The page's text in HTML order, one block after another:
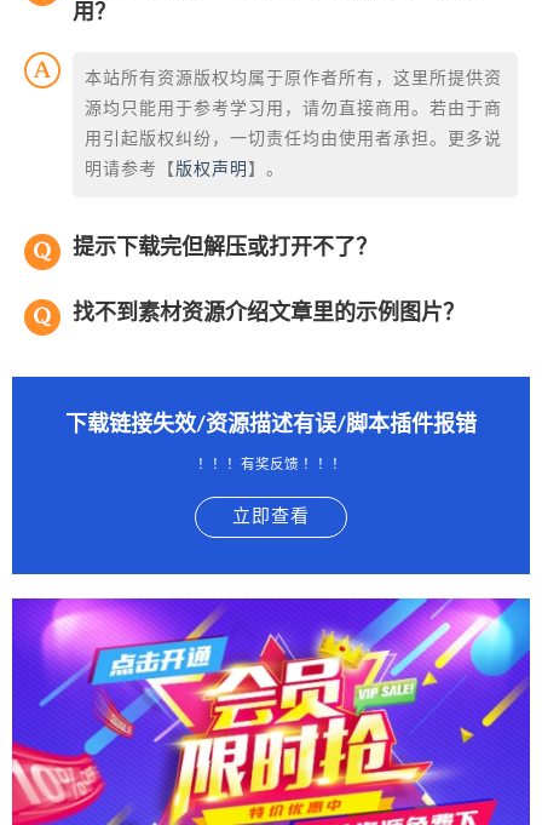
用？
本站所有资源版权均属于原作者所有，这里所提供资
源均只能用于参考学习用，请勿直接商用。若由于商
用引起版权纠纷，一切责任均由使用者承担。更多说
明请参考【 版权声明 】。
提示下载完但解压或打开不了？
找不到素材资源介绍文章里的示例图片？
下载链接失效/资源描述有误/脚本插件报错
！！！有奖反馈 ！！！
立即查看